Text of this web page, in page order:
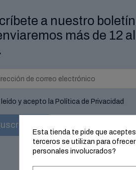
a nuestro
más de 12 al
leído y acepto la Política de Privacidad
Esta tienda te pide que
terceros se utilizan para
personales involucrados?